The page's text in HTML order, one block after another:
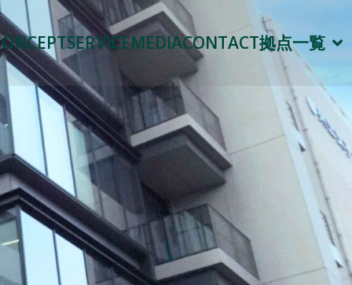
SERVICEMEDIACONTACT拠点一覧